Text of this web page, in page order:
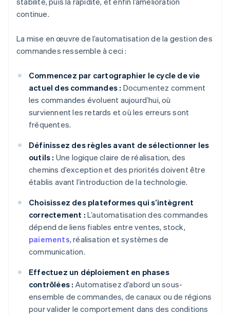
continue.
La mise en œuvre de l’automatisation de la gestion des
commandes ressemble à ceci :
Commencez par cartographier le cycle de vie
actuel des commandes : Documentez comment
les commandes évoluent aujourd’hui, où
surviennent les retards et où les erreurs sont
fréquentes.
Définissez des règles avant de sélectionner les
outils : Une logique claire de réalisation, des
chemins d’exception et des priorités doivent être
établis avant l’introduction de la technologie.
Choisissez des plateformes qui s’intègrent
correctement : L’automatisation des commandes
dépend de liens fiables entre ventes, stock,
paiements, réalisation et systèmes de
communication.
Effectuez un déploiement en phases
contrôlées : Automatisez d’abord un sous-
ensemble de commandes, de canaux ou de régions
pour valider le comportement dans des conditions